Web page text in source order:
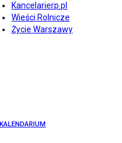
Kancelarierp.pl
Wieści Rolnicze
Życie Warszawy
KALENDARIUM